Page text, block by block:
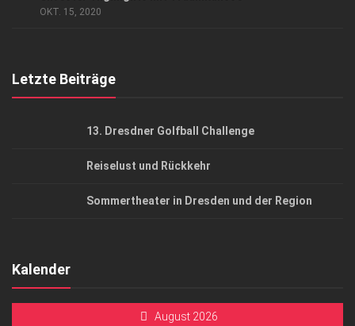
OKT. 15, 2020
Letzte Beiträge
13. Dresdner Golfball Challenge
Reiselust und Rückkehr
Sommertheater in Dresden und der Region
Kalender
August 2026